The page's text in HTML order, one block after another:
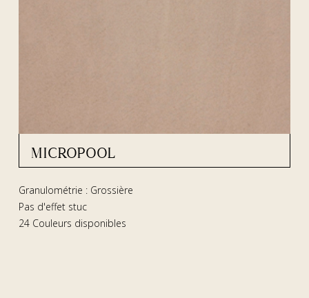
MICROPOOL
Granulométrie : Grossière
Pas d'effet stuc
24 Couleurs disponibles